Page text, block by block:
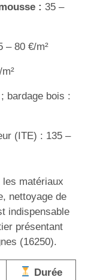
: 35 –
– 80 €/m²
bardage bois :
(ITE) : 135 –
matériaux
nettoyage de
indispensable
présentant
(16250).
Durée